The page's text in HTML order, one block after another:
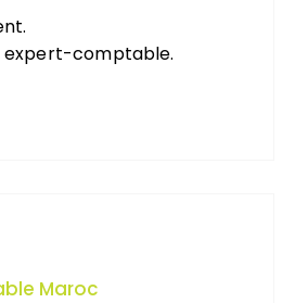
expert-comptable.
Maroc